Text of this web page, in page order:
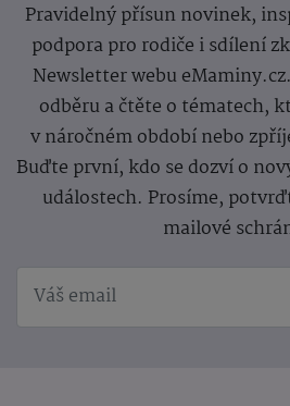
Pravidelný přísun novinek,
podpora pro rodiče i sdílení
Newsletter webu
odběru a čtěte o tématech,
v náročném období nebo
Buďte první, kdo se dozví o
událostech. Prosíme,
mailové